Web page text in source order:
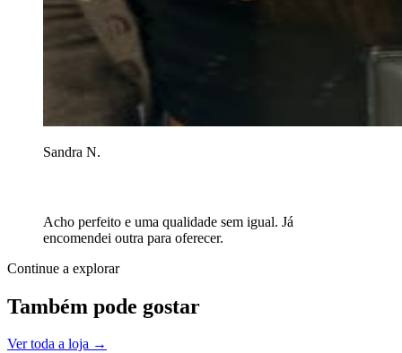
Sandra N.
Acho perfeito e uma qualidade sem igual. Já
encomendei outra para oferecer.
Continue a explorar
Também pode gostar
Ver toda a loja →